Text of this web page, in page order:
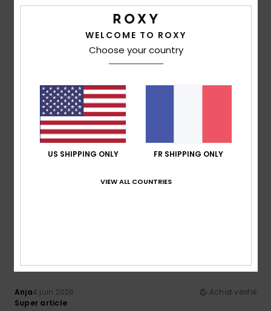
Rapport qualité / prix
5
16 juin 2026
J'aime bien le style de ces pantalon de surf, ils ont l'air
confortables
Coloris: 5
Anja4 juin 2026
Achat vérifié
Super article
WELCOME TO ROXY
Choose your country
US SHIPPING ONLY FR SHIPPING ONLY
VIEW ALL COUNTRIES